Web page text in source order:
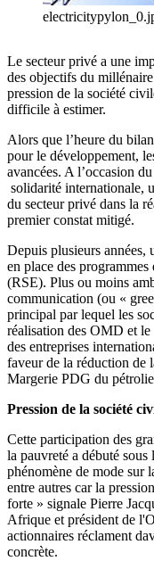
Le secteur privé a une
des objectifs du
pression de la société
difficile à estimer.
Alors que l’heure du
pour le développement,
avancées. A l’occasion
solidarité internationale,
du secteur privé dans la
premier constat mitigé.
Depuis plusieurs années,
en place des
(RSE). Plus ou moins
communication (ou «
principal par lequel les
réalisation des OMD et
des entreprises
faveur de la réduction de
Margerie PDG du
Pression de la société
Cette participation des
la pauvreté a débuté
phénomène de mode sur
entre autres car la
forte » signale Pierre
Afrique et président de
actionnaires réclament
concrète.